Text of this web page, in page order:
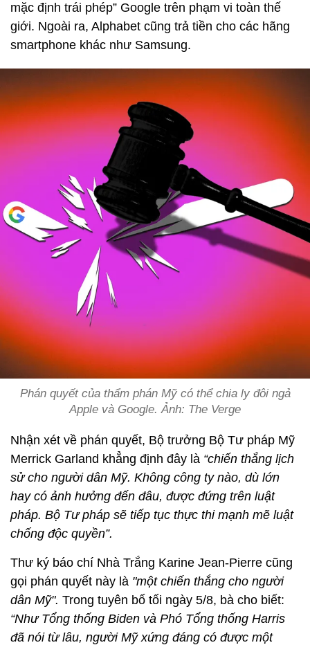
mặc định trái phép” Google trên phạm vi toàn thế
giới. Ngoài ra, Alphabet cũng trả tiền cho các hãng
smartphone khác như Samsung.
Phán quyết của thẩm phán Mỹ có thể chia ly đôi ngả
Apple và Google. Ảnh: The Verge
Nhận xét về phán quyết, Bộ trưởng Bộ Tư pháp Mỹ
Merrick Garland khẳng định đây là “chiến thắng lịch
sử cho người dân Mỹ. Không công ty nào, dù lớn
hay có ảnh hưởng đến đâu, được đứng trên luật
pháp. Bộ Tư pháp sẽ tiếp tục thực thi mạnh mẽ luật
chống độc quyền”.
Thư ký báo chí Nhà Trắng Karine Jean-Pierre cũng
gọi phán quyết này là "một chiến thắng cho người
dân Mỹ". Trong tuyên bố tối ngày 5/8, bà cho biết:
“Như Tổng thống Biden và Phó Tổng thống Harris
đã nói từ lâu, người Mỹ xứng đáng có được một